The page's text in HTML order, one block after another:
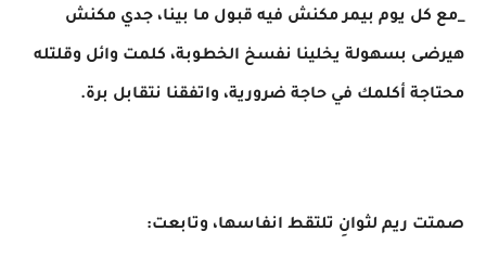
_مع كل يوم بيمر مكنش فيه قبول ما بينا، جدي مكنش
هيرضى بسهولة يخلينا نفسخ الخطوبة، كلمت وائل وقلتله
محتاجة أكلمك في حاجة ضرورية، واتفقنا نتقابل برة.
صمتت ريم لثوانِ تلتقط انفاسها، وتابعت: